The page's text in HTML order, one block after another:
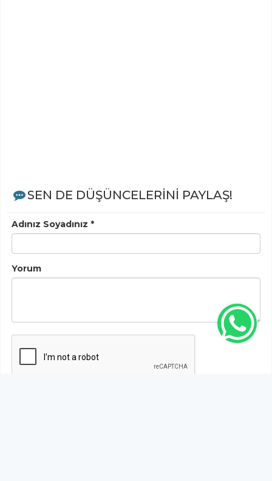
SEN DE DÜŞÜNCELERİNİ PAYLAŞ!
Adınız Soyadınız *
Yorum